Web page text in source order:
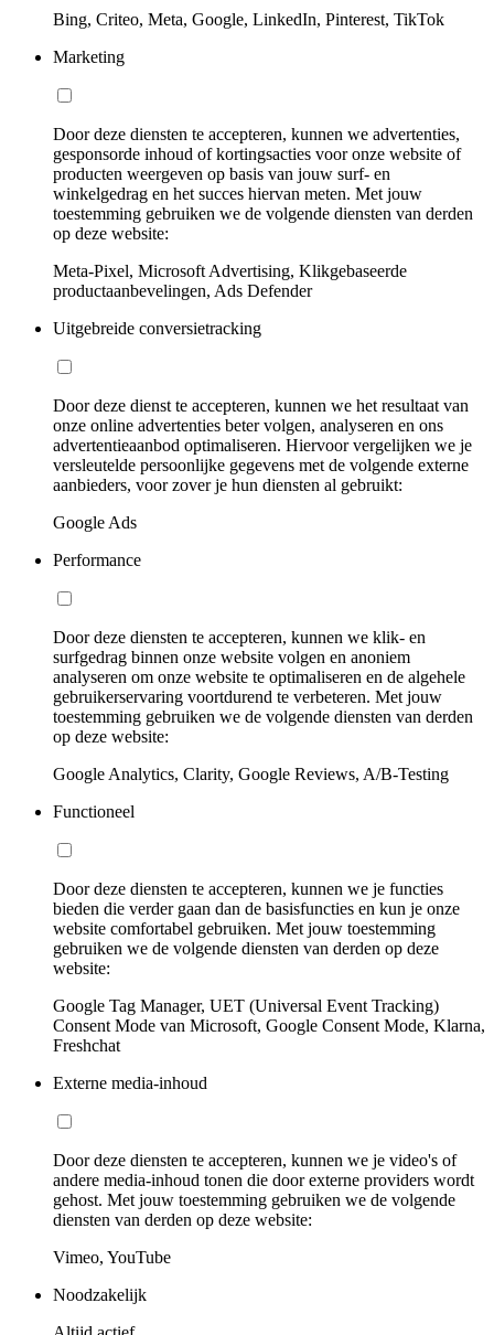
Bing, Criteo, Meta, Google, LinkedIn, Pinterest, TikTok
Marketing
Door deze diensten te accepteren, kunnen we advertenties,
gesponsorde inhoud of kortingsacties voor onze website of
producten weergeven op basis van jouw surf- en
winkelgedrag en het succes hiervan meten. Met jouw
toestemming gebruiken we de volgende diensten van derden
op deze website:
Meta-Pixel, Microsoft Advertising, Klikgebaseerde
productaanbevelingen, Ads Defender
Uitgebreide conversietracking
Door deze dienst te accepteren, kunnen we het resultaat van
onze online advertenties beter volgen, analyseren en ons
advertentieaanbod optimaliseren. Hiervoor vergelijken we je
versleutelde persoonlijke gegevens met de volgende externe
aanbieders, voor zover je hun diensten al gebruikt:
Google Ads
Performance
Door deze diensten te accepteren, kunnen we klik- en
surfgedrag binnen onze website volgen en anoniem
analyseren om onze website te optimaliseren en de algehele
gebruikerservaring voortdurend te verbeteren. Met jouw
toestemming gebruiken we de volgende diensten van derden
op deze website:
Google Analytics, Clarity, Google Reviews, A/B-Testing
Functioneel
Door deze diensten te accepteren, kunnen we je functies
bieden die verder gaan dan de basisfuncties en kun je onze
website comfortabel gebruiken. Met jouw toestemming
gebruiken we de volgende diensten van derden op deze
website:
Google Tag Manager, UET (Universal Event Tracking)
Consent Mode van Microsoft, Google Consent Mode, Klarna,
Freshchat
Externe media-inhoud
Door deze diensten te accepteren, kunnen we je video's of
andere media-inhoud tonen die door externe providers wordt
gehost. Met jouw toestemming gebruiken we de volgende
diensten van derden op deze website:
Vimeo, YouTube
Noodzakelijk